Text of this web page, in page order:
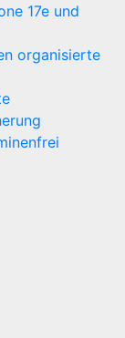
17e und
organisierte